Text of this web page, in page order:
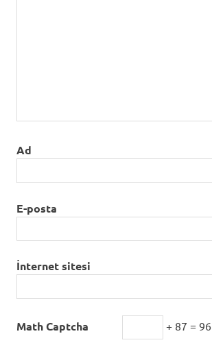
Ad
E-posta
İnternet sitesi
Math Captcha + 87 = 96